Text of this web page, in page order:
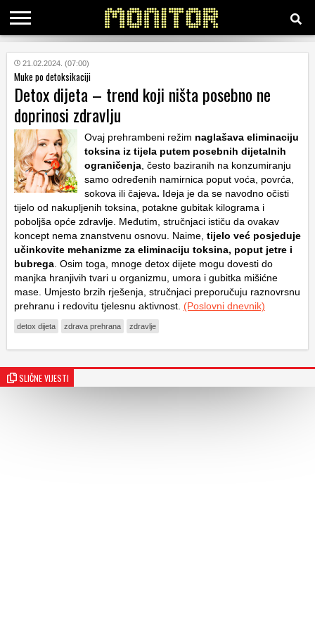
KATEGORIJE
HRVATSKI
WEB
21.02.2024. (07:00)
Muke po detoksikaciji
Detox dijeta – trend koji ništa posebno ne
doprinosi zdravlju
Ovaj prehrambeni režim naglašava eliminaciju
toksina iz tijela putem posebnih dijetalnih
ograničenja , često baziranih na konzumiranju
samo određenih namirnica poput voća, povrća,
sokova ili čajeva. Ideja je da se navodno očisti
tijelo od nakupljenih toksina, potakne gubitak kilograma i
poboljša opće zdravlje. Međutim, stručnjaci ističu da ovakav
koncept nema znanstvenu osnovu. Naime, tijelo već posjeduje
učinkovite mehanizme za eliminaciju toksina, poput jetre i
bubrega . Osim toga, mnoge detox dijete mogu dovesti do
manjka hranjivih tvari u organizmu, umora i gubitka mišićne
mase. Umjesto brzih rješenja, stručnjaci preporučuju raznovrsnu
prehranu i redovitu tjelesnu aktivnost. (Poslovni dnevnik)
detox dijeta zdrava prehrana zdravlje
SLIČNE VIJESTI